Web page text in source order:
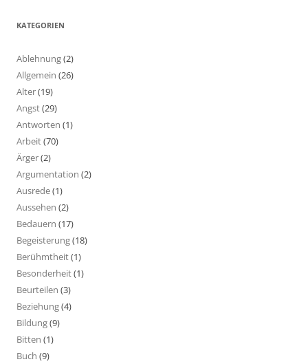
KATEGORIEN
Ablehnung(2)
Allgemein (26)
Alter(19)
Angst(29)
Antworten (1)
Arbeit(70)
Ärger(2)
Argumentation (2)
Ausrede(1)
Aussehen (2)
Bedauern (17)
Begeisterung(18)
Berühmtheit(1)
Besonderheit(1)
Beurteilen (3)
Beziehung(4)
Bildung(9)
Bitten (1)
Buch (9)